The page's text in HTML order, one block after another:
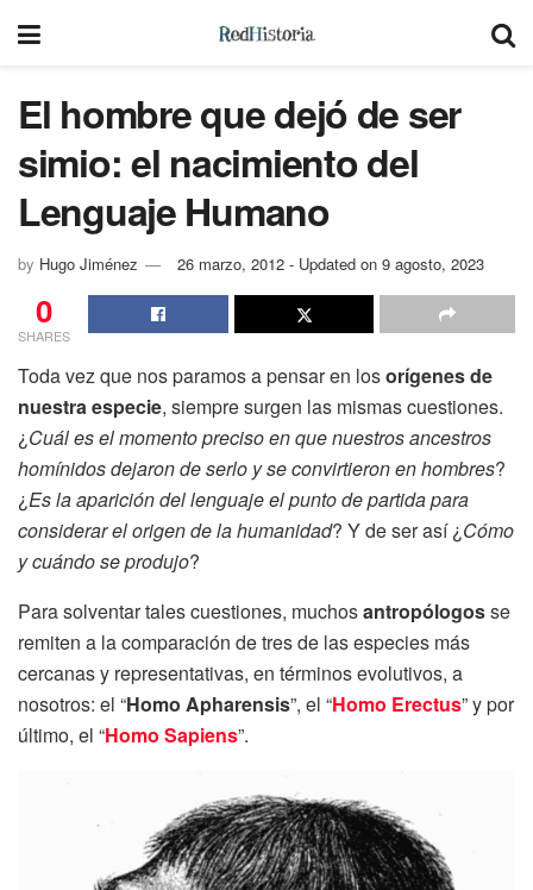
El hombre que dejó de ser
simio: el nacimiento del
Lenguaje Humano
by Hugo Jiménez 26 marzo, 2012 - Updated on 9 agosto, 2023
0
SHARES
Toda vez que nos paramos a pensar en losorígenes de
nuestra especie, siempre surgen las mismas cuestiones.
¿Cuál es el momento preciso en que nuestros ancestros
homínidos dejaron de serlo y se convirtieron en hombres?
¿Es la aparición del lenguaje el punto de partida para
considerar el origen de la humanidad? Y de ser así ¿Cómo
y cuándo se produjo?
Para solventar tales cuestiones, muchosantropólogosse
remiten a la comparación de tres de las especies más
cercanas y representativas, en términos evolutivos, a
nosotros: el “Homo Apharensis”, el “Homo Erectus” y por
último, el “Homo Sapiens”.